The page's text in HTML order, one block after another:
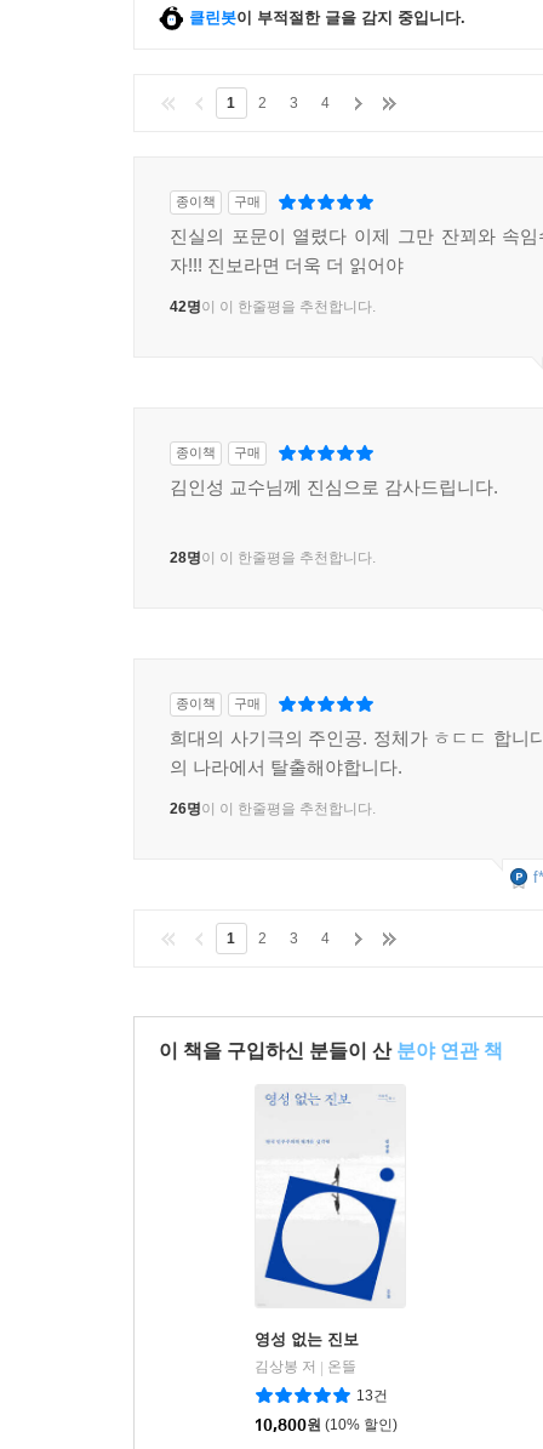
클린봇이 부적절한 글을 감지 중입니다.
1 2 3 4
종이책 구매
진실의 포문이 열렸다 이제 그만 잔꾀와 속
자!!! 진보라면 더욱 더 읽어야
42명이 이 한줄평을 추천합니다.
종이책 구매
김인성 교수님께 진심으로 감사드립니다.
28명이 이 한줄평을 추천합니다.
종이책 구매
희대의 사기극의 주인공. 정체가 ㅎㄷㄷ 합니
의 나라에서 탈출해야합니다.
26명이 이 한줄평을 추천합니다.
1 2 3 4
이 책을 구입하신 분들이 산 분야 연관 책
영성 없는 진보
김상봉 저
온뜰
13건
10,800원 (10% 할인)